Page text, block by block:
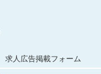
求人広告掲載フォーム